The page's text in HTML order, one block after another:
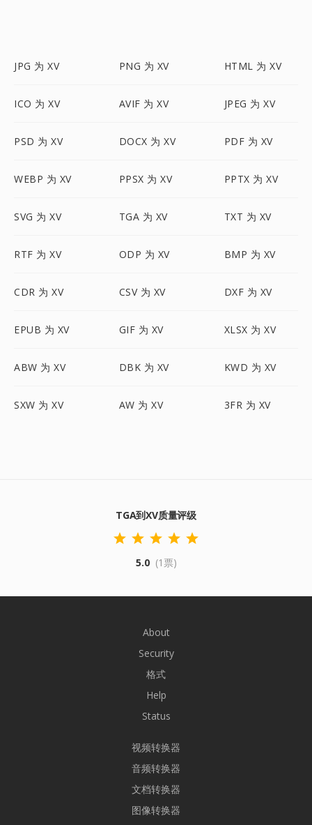
JPG 为 XV PNG 为 XV HTML 为 XV
ICO 为 XV AVIF 为 XV JPEG 为 XV
PSD 为 XV DOCX 为 XV PDF 为 XV
WEBP 为 XV PPSX 为 XV PPTX 为 XV
SVG 为 XV TGA 为 XV TXT 为 XV
RTF 为 XV ODP 为 XV BMP 为 XV
CDR 为 XV CSV 为 XV DXF 为 XV
EPUB 为 XV GIF 为 XV XLSX 为 XV
ABW 为 XV DBK 为 XV KWD 为 XV
SXW 为 XV AW 为 XV 3FR 为 XV
TGA到XV质量评级
5.0 (1票)
About
Security
格式
Help
Status
视频转换器
音频转换器
文档转换器
图像转换器